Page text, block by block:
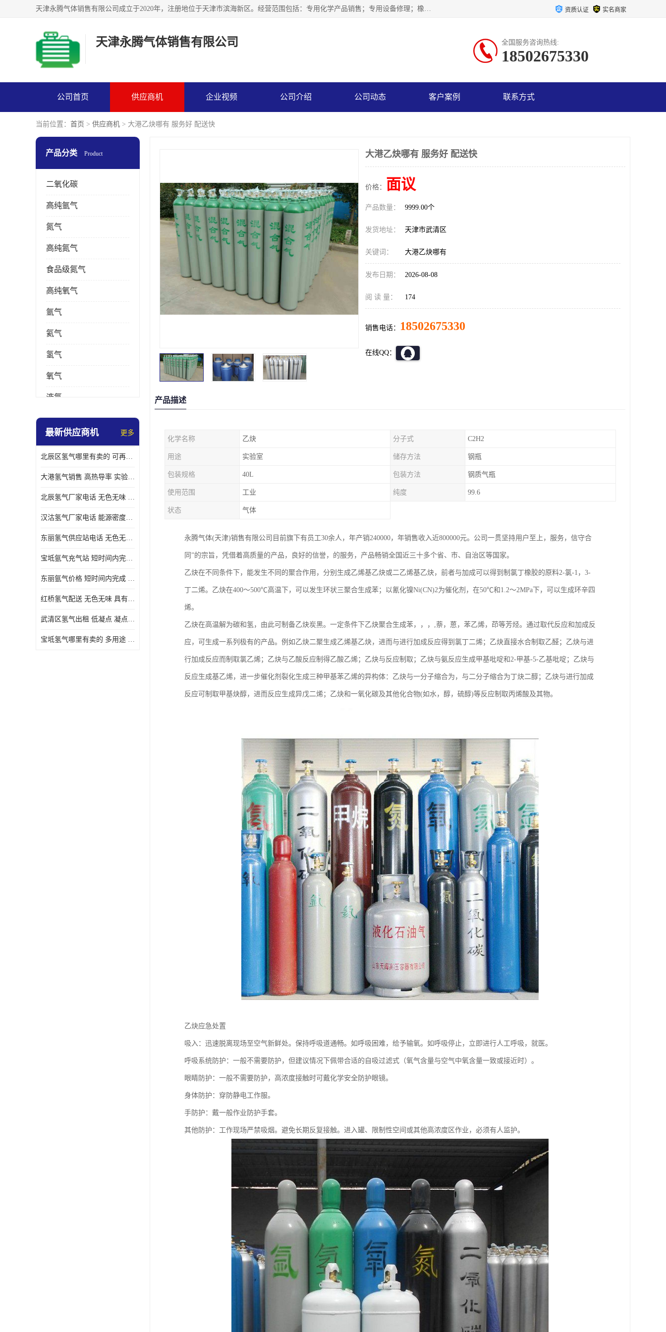
天津永腾气体销售有限公司成立于2020年，注册地位于天津市滨海新区。经营范围包括：专用化学产品销售；专用设备修理；橡胶制品销售；气体压缩机械销售；特种设备销售；仪器仪表销售；机械设备租赁；五金产品批发；食品添加剂销售等，主要供应：氧气、乙炔、氮气、氩气、氢气、氦气、液氨、液氮、一氧化碳、二氧化碳等，各种工业气体，高纯气体，食品级气体。 资质认证 实名商家
天津永腾气体销售有限公司 全国服务咨询热线:
18502675330
公司首页 供应商机 企业视频 公司介绍 公司动态 客户案例 联系方式
当前位置： 首页 > 供应商机 > 大港乙炔哪有 服务好 配送快
产品分类 Product
二氧化碳
高纯氩气
氮气
高纯氮气
食品级氮气
高纯氧气
氩气
氦气
氢气
氧气
液氮
乙炔
最新供应商机 更多
北辰区氢气哪里有卖的 可再生 实验室应用
大港氢气销售 高热导率 实验室应用
北辰氢气厂家电话 无色无味 凝点为-259
汉沽氢气厂家电话 能源密度高 储存和传输便利
东丽氢气供应站电话 无色无味 储存和传输便利
宝坻氩气充气站 短时间内完成 人员经过培训
东丽氩气价格 短时间内完成 物流管理优良
红桥氢气配送 无色无味 具有较低的密度
武清区氢气出租 低凝点 凝点为-259
宝坻氢气哪里有卖的 多用途 可以在空气中上升
大港乙炔哪有 服务好 配送快
价格： 面议
产品数量： 9999.00个
发货地址： 天津市武清区
关键词： 大港乙炔哪有
发布日期： 2026-08-08
阅 读 量： 174
销售电话： 18502675330
在线QQ：
产品描述
化学名称 乙炔 分子式 C2H2
用途 实验室 储存方法 钢瓶
包装规格 40L 包装方法 钢质气瓶
使用范围 工业 纯度 99.6
状态 气体
永腾气体(天津)销售有限公司目前旗下有员工30余人，年产销240000，年销售收入近800000元。公司一贯坚持用户至上，服务，信守合
同”的宗旨，凭借着高质量的产品，良好的信誉，的服务，产品畅销全国近三十多个省、市、自治区等国家。
乙炔在不同条件下，能发生不同的聚合作用，分别生成乙烯基乙炔或二乙烯基乙炔，前者与加成可以得到制氯丁橡胶的原料2-氯-1，3-
丁二烯。乙炔在400～500℃高温下，可以发生环状三聚合生成苯；以氰化镍Ni(CN)2为催化剂，在50℃和1.2～2MPa下，可以生成环辛四
烯。
乙炔在高温解为碳和氢，由此可制备乙炔炭黑。一定条件下乙炔聚合生成苯，，，,萘，蒽，苯乙烯，茚等芳烃。通过取代反应和加成反
应，可生成一系列极有的产品。例如乙炔二聚生成乙烯基乙炔，进而与进行加成反应得到氯丁二烯；乙炔直接水合制取乙醛；乙炔与进
行加成反应而制取氯乙烯；乙炔与乙酸反应制得乙酸乙烯；乙炔与反应制取；乙炔与氨反应生成甲基吡啶和2-甲基-5-乙基吡啶；乙炔与
反应生成基乙烯，进一步催化剂裂化生成三种甲基苯乙烯的异构体：乙炔与一分子缩合为，与二分子缩合为丁炔二醇；乙炔与进行加成
反应可制取甲基炔醇，进而反应生成异戊二烯；乙炔和一氧化碳及其他化合物(如水，醇，硫醇)等反应制取丙烯酸及其物。
乙炔应急处置
吸入：迅速脱离现场至空气新鲜处。保持呼吸道通畅。如呼吸困难，给予输氧。如呼吸停止，立即进行人工呼吸，就医。
呼吸系统防护：一般不需要防护，但建议情况下佩带合适的自吸过滤式（氧气含量与空气中氧含量一致或接近时）。
眼睛防护：一般不需要防护，高浓度接触时可戴化学安全防护眼镜。
身体防护：穿防静电工作服。
手防护：戴一般作业防护手套。
其他防护：工作现场严禁吸烟。避免长期反复接触。进入罐、限制性空间或其他高浓度区作业，必须有人监护。